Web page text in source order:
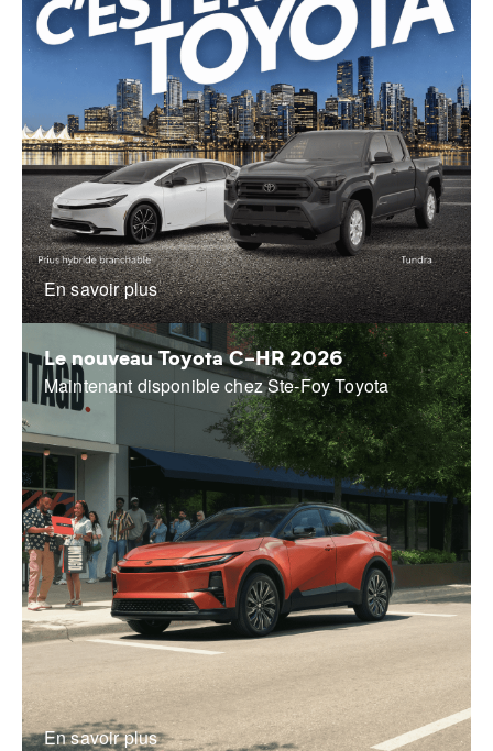
En savoir plus
Le nouveau Toyota C-HR 2026
Maintenant disponible chez Ste-Foy Toyota
En savoir plus